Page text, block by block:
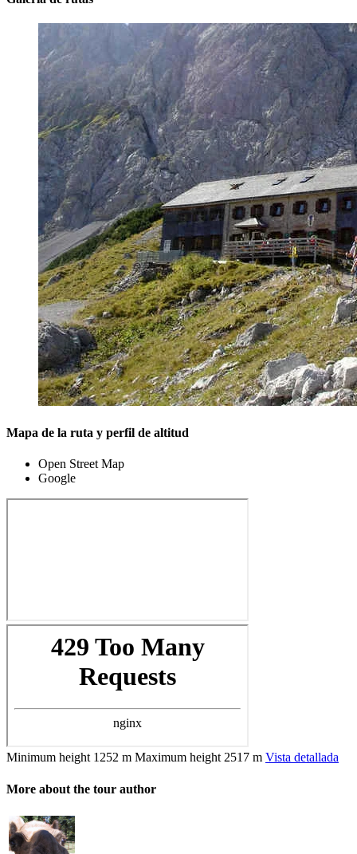
Mapa de la ruta y perfil de altitud
Open Street Map
Google
Minimum height 1252 m Maximum height 2517 m Vista detallada
More about the tour author